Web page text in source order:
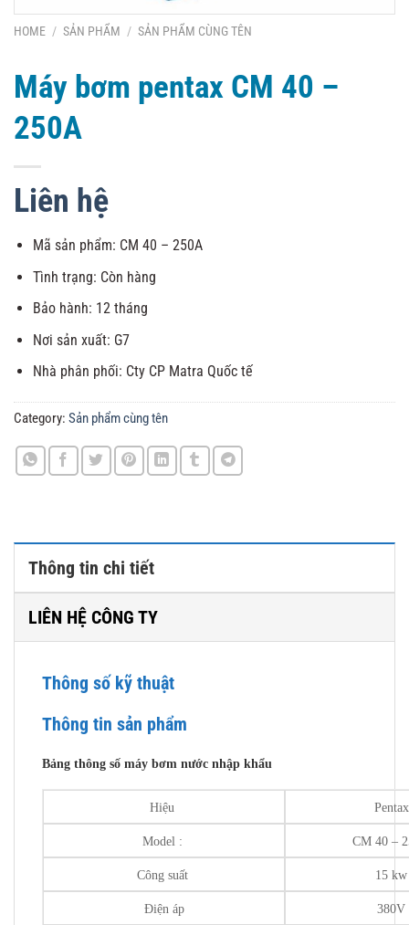
HOME / SẢN PHẨM / SẢN PHẨM CÙNG TÊN
Máy bơm pentax CM 40 –
250A
Liên hệ
Mã sản phẩm: CM 40 – 250A
Tình trạng: Còn hàng
Bảo hành: 12 tháng
Nơi sản xuất: G7
Nhà phân phối: Cty CP Matra Quốc tế
Category: Sản phẩm cùng tên
Thông tin chi tiết
LIÊN HỆ CÔNG TY
Thông số kỹ thuật
Thông tin sản phẩm
Bảng thông số máy bơm nước nhập khẩu
Hiệu Pentax
Model : CM 40 –
Công suất 15 kw
Điện áp 380V